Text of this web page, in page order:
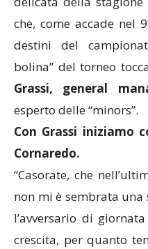
che, come accade nel
destini del
bolina” del torneo
Grassi, general
esperto delle “minors”.
Con Grassi iniziamo
Cornaredo.
“Casorate, che
non mi è sembrata
l’avversario di
crescita, per quanto